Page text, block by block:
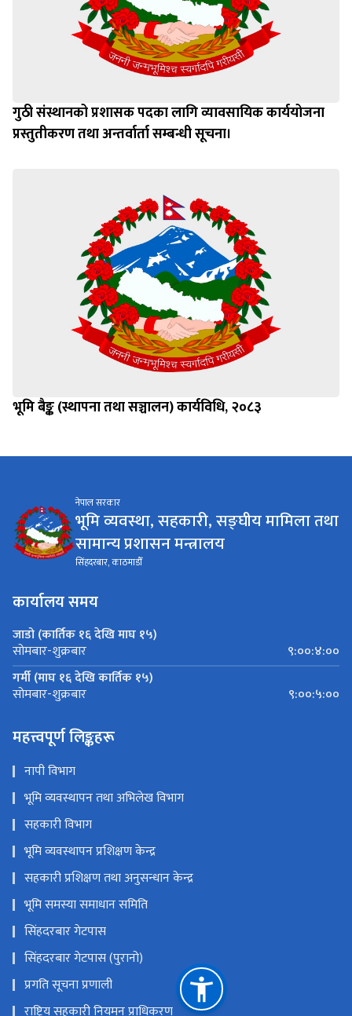
गुठी संस्थानको प्रशासक पदका लागि व्यावसायिक कार्ययोजना
प्रस्तुतीकरण तथा अन्तर्वार्ता सम्बन्धी सूचना।
भूमि बैङ्क (स्थापना तथा सञ्चालन) कार्यविधि, २०८३
नेपाल सरकार
भूमि व्यवस्था, सहकारी, सङ्घीय मामिला तथा
सामान्य प्रशासन मन्त्रालय
सिंहदरबार, काठमाडौँ
कार्यालय समय
जाडो (कार्तिक १६ देखि माघ १५)
सोमबार-शुक्रबार
९:००:४:००
गर्मी (माघ १६ देखि कार्तिक १५)
सोमबार-शुक्रबार ९:००:५:००
महत्त्वपूर्ण लिङ्कहरू
नापी विभाग
भूमि व्यवस्थापन तथा अभिलेख विभाग
सहकारी विभाग
भूमि व्यवस्थापन प्रशिक्षण केन्द्र
सहकारी प्रशिक्षण तथा अनुसन्धान केन्द्र
भूमि समस्या समाधान समिति
सिंहदरबार गेटपास
सिंहदरबार गेटपास (पुरानो)
प्रगति सूचना प्रणाली
राष्ट्रिय सहकारी नियमन प्राधिकरण